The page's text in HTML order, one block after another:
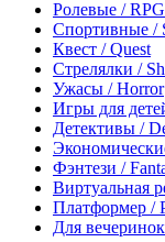
Ролевые / RPG
Спортивные /
Квест / Quest
Стрелялки /
Ужасы / Horror
Игры для
Детективы /
Фэнтези /
Виртуальная
Платформер /
Для